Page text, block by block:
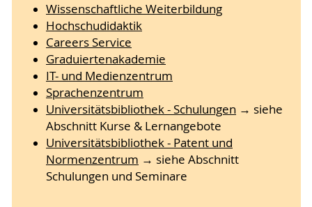
Wissenschaftliche Weiterbildung
Hochschudidaktik
Careers Service
Graduiertenakademie
IT- und Medienzentrum
Sprachenzentrum
Universitätsbibliothek - Schulungen → siehe
Abschnitt Kurse & Lernangebote
Universitätsbibliothek - Patent und
Normenzentrum → siehe Abschnitt
Schulungen und Seminare